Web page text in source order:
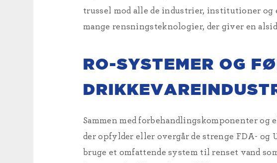
trussel mod alle de industrier, institutioner og
mange rensningsteknologier, der giver en
RO-SYSTEMER OG
Sammen med forbehandlingskomponenter
der opfylder eller overgår de strenge FDA- og
bruge et omfattende system til renset vand